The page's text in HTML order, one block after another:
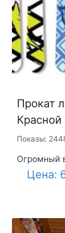
Прокат
Красной
Показы:
Огромный
Цена: